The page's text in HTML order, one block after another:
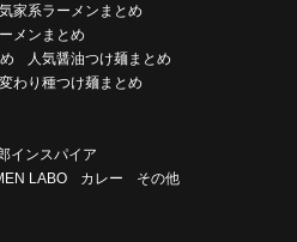
家系ラーメンまとめ
メンまとめ
人気醤油つけ麺まとめ
わり種つけ麺まとめ
インスパイア
LABO カレー その他